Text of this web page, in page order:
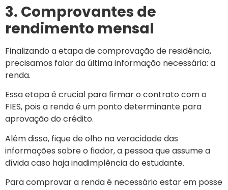
3. Comprovantes de
rendimento mensal
Finalizando a etapa de comprovação de residência,
precisamos falar da última informação necessária: a
renda.
Essa etapa é crucial para firmar o contrato com o
FIES, pois a renda é um ponto determinante para
aprovação do crédito.
Além disso, fique de olho na veracidade das
informações sobre o fiador, a pessoa que assume a
dívida caso haja inadimplência do estudante.
Para comprovar a renda é necessário estar em posse